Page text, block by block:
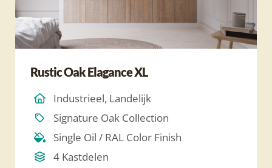
Rustic Oak Elagance XL
Industrieel, Landelijk
Signature Oak Collection
Single Oil / RAL Color Finish
4 Kastdelen